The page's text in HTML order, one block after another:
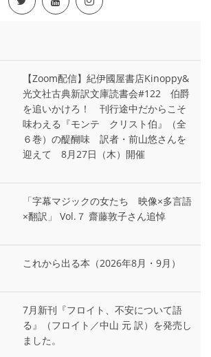
【Zoom配信】紀伊國屋書店Kinoppy&
光文社古典新訳文庫読書会#122 伯爵
を追いかけろ！ 刊行途中だからこそ
味わえる『モンテ゠クリスト伯』（全
６巻）の醍醐味 訳者・前山悠さんを
迎えて 8月27日（木）開催
「字幕マジックの女たち 映像×多言語
×翻訳」 Vol.７ 齋藤敦子さん追悼
これから出る本（2026年8月・9月）
7月新刊『フロイト、不安について語
る』（フロイト／中山 元 訳）を発売し
ました。